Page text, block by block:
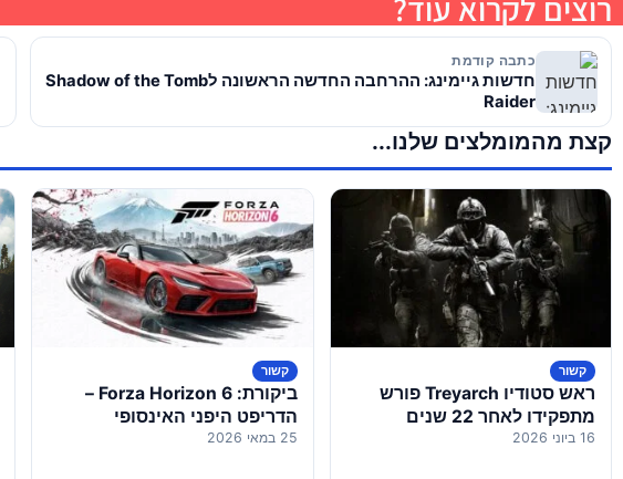
רוצים לקרוא עוד?
כתבה קודמת
חדשות גיימינג: ההרחבה החדשה הראשונה לShadow of the Tomb
Raider
קצת מהמומלצים שלנו...
קשור
ראש סטודיו Treyarch פורש
מתפקידו לאחר 22 שנים
16 ביוני 2026
קשור
ביקורת: Forza Horizon 6 –
הדריפט היפני האינסופי
25 במאי 2026